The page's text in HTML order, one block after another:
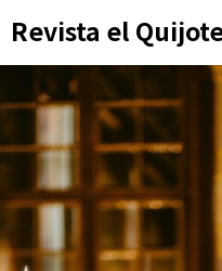
to
content
Revista el